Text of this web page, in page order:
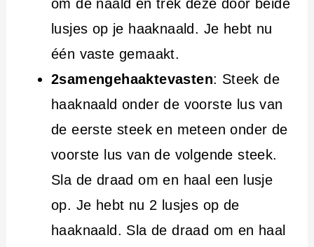
om de naald en trek deze door beide
lusjes op je haaknaald. Je hebt nu
één vaste gemaakt.
2samengehaaktevasten: Steek de
haaknaald onder de voorste lus van
de eerste steek en meteen onder de
voorste lus van de volgende steek.
Sla de draad om en haal een lusje
op. Je hebt nu 2 lusjes op de
haaknaald. Sla de draad om en haal